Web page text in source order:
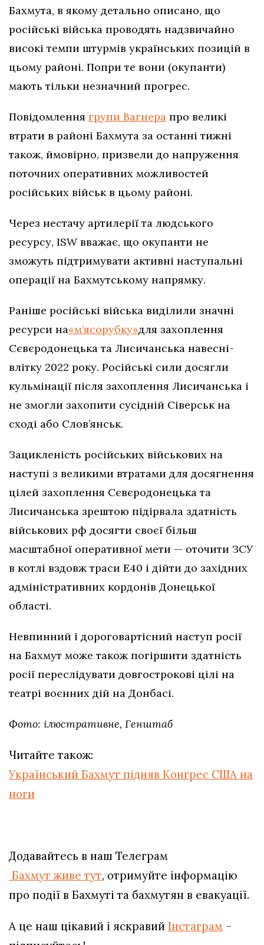
Бахмута, в якому детально описано, що
російські війська проводять надзвичайно
високі темпи штурмів українських позицій в
цьому районі. Попри те вони (окупанти)
мають тільки незначний прогрес.
Повідомлення групи Вагнера про великі
втрати в районі Бахмута за останні тижні
також, ймовірно, призвели до напруження
поточних оперативних можливостей
російських військ в цьому районі.
Через нестачу артилерії та людського
ресурсу, ISW вважає, що окупанти не
зможуть підтримувати активні наступальні
операції на Бахмутському напрямку.
Раніше російські війська виділили значні
ресурси на«м’ясорубку»для захоплення
Сєвєродонецька та Лисичанська навесні-
влітку 2022 року. Російські сили досягли
кульмінації після захоплення Лисичанська і
не змогли захопити сусідній Сіверськ на
сході або Слов’янськ.
Зацикленість російських військових на
наступі з великими втратами для досягнення
цілей захоплення Сєвєродонецька та
Лисичанська зрештою підірвала здатність
військових рф досягти своєї більш
масштабної оперативної мети — оточити ЗСУ
в котлі вздовж траси Е40 і дійти до західних
адміністративних кордонів Донецької
області.
Невпинний і дороговартісний наступ росії
на Бахмут може також погіршити здатність
росії переслідувати довгострокові цілі на
театрі воєнних дій на Донбасі.
Фото: ілюстративне, Генштаб
Читайте також:
Український Бахмут підняв Конгрес США на
ноги
Додавайтесь в наш Телеграм
Бахмут живе тут, отримуйте інформацію
про події в Бахмуті та бахмутян в евакуації.
А це наш цікавий і яскравий Інстаграм –